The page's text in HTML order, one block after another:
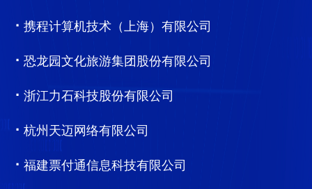
· 携程计算机技术（上海）有限公司
· 恐龙园文化旅游集团股份有限公司
· 浙江力石科技股份有限公司
· 杭州天迈网络有限公司
· 福建票付通信息科技有限公司